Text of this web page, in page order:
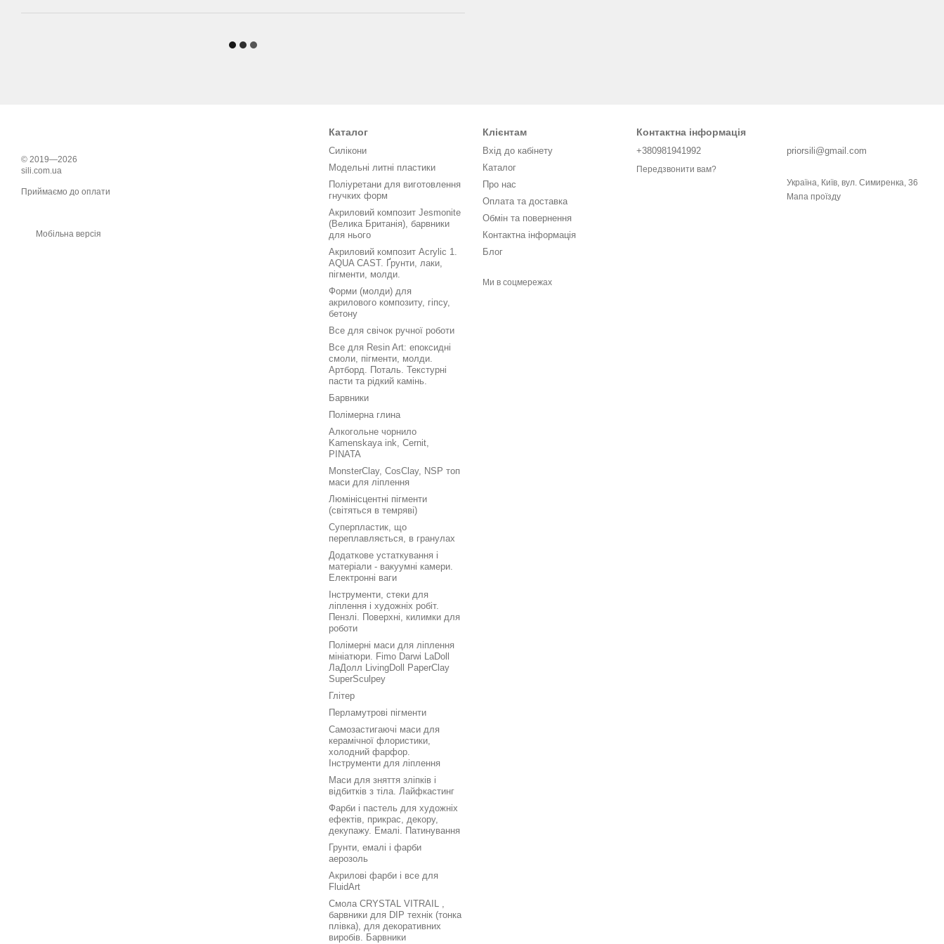
© 2019—2026
sili.com.ua
Приймаємо до оплати
Мобільна версія
Каталог
Силікони
Модельні литні пластики
Поліуретани для виготовлення
гнучких форм
Акриловий композит Jesmonite
(Велика Британія), барвники
для нього
Акриловий композит Acrylic 1.
AQUA CAST. Ґрунти, лаки,
пігменти, молди.
Форми (молди) для
акрилового композиту, гіпсу,
бетону
Все для свічок ручної роботи
Все для Resin Art: епоксидні
смоли, пігменти, молди.
Артборд. Поталь. Текстурні
пасти та рідкий камінь.
Барвники
Полімерна глина
Алкогольне чорнило
Kamenskaya ink, Cernit,
PINATA
MonsterClay, CosClay, NSP топ
маси для ліплення
Люмінісцентні пігменти
(світяться в темряві)
Суперпластик, що
переплавляється, в гранулах
Додаткове устаткування і
матеріали - вакуумні камери.
Електронні ваги
Інструменти, стеки для
ліплення і художніх робіт.
Пензлі. Поверхні, килимки для
роботи
Полімерні маси для ліплення
мініатюри. Fimo Darwi LaDoll
ЛаДолл LivingDoll PaperClay
SuperSculpey
Глітер
Перламутрові пігменти
Самозастигаючі маси для
керамічної флористики,
холодний фарфор.
Інструменти для ліплення
Маси для зняття зліпків і
відбитків з тіла. Лайфкастинг
Фарби і пастель для художніх
ефектів, прикрас, декору,
декупажу. Емалі. Патинування
Грунти, емалі і фарби
аерозоль
Акрилові фарби і все для
FluidArt
Смола CRYSTAL VITRAIL ,
барвники для DIP технік (тонка
плівка), для декоративних
виробів. Барвники
Клієнтам
Вхід до кабінету
Каталог
Про нас
Оплата та доставка
Обмін та повернення
Контактна інформація
Блог
Ми в соцмережах
Контактна інформація
+380981941992
Передзвонити вам?
priorsili@gmail.com
Україна, Київ, вул. Симиренка, 36
Мапа проїзду